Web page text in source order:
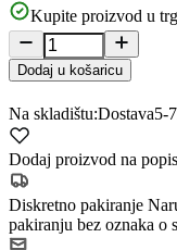
Kupite proizvod u
Dodaj u košaricu
Na skladištu:Dostava5-7
Dodaj proizvod na
Diskretno pakiranje
pakiranju bez oznaka o